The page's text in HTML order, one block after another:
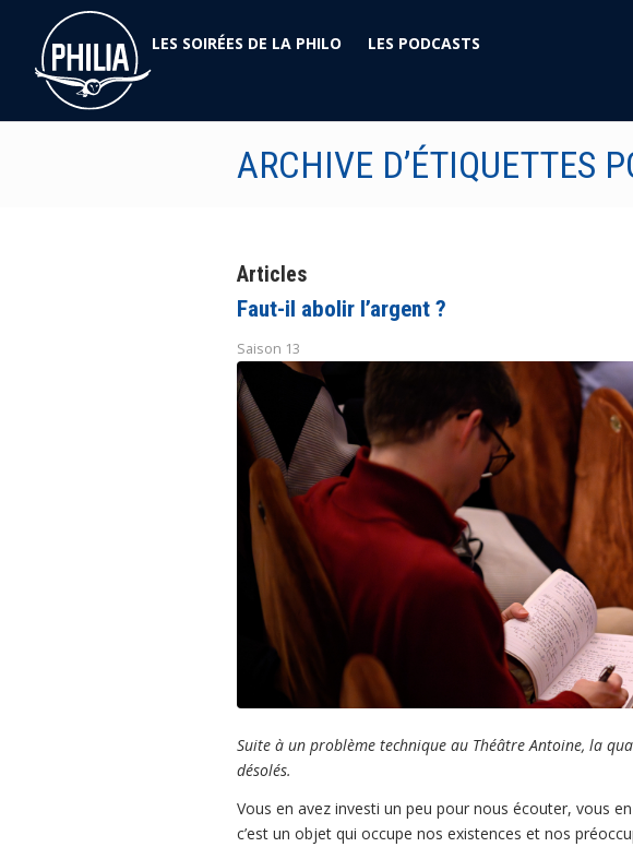
LES SOIRÉES DE LA PHILO
LES PODCASTS
ARCHIVE D’ÉTIQUETTES
Articles
Faut-il abolir l’argent ?
Saison 13
Suite à un problème technique au Théâtre Antoine, la
désolés.
Vous en avez investi un peu pour nous écouter, vous
c’est un objet qui occupe nos existences et nos